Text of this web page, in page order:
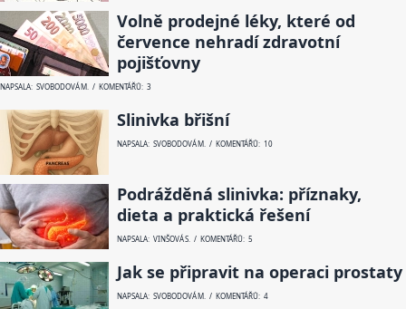
Volně prodejné léky, které od
července nehradí zdravotní
pojišťovny
NAPSALA: SVOBODOVÁ M. / KOMENTÁŘŮ: 3
Slinivka břišní
NAPSALA: SVOBODOVÁ M. / KOMENTÁŘŮ: 10
Podrážděná slinivka: příznaky,
dieta a praktická řešení
NAPSALA: VINŠOVÁ S. / KOMENTÁŘŮ: 5
Jak se připravit na operaci prostaty
NAPSALA: SVOBODOVÁ M. / KOMENTÁŘŮ: 4